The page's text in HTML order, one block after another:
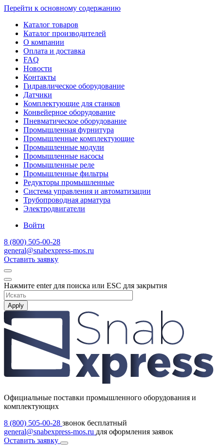
Перейти к основному содержанию
Каталог товаров
Каталог производителей
О компании
Оплата и доставка
FAQ
Новости
Контакты
Гидравлическое оборудование
Датчики
Комплектующие для станков
Конвейерное оборудование
Пневматическое оборудование
Промышленная фурнитура
Промышленные комплектующие
Промышленные модули
Промышленные насосы
Промышленные реле
Промышленные фильтры
Редукторы промышленные
Система управления и автоматизации
Трубопроводная арматура
Электродвигатели
Войти
8 (800) 505-00-28
general@snabexpress-mos.ru
Оставить заявку
Нажмите enter для поиска или ESC для закрытия
Apply
Официальные поставки промышленного оборудования и
комплектующих
8 (800) 505-00-28 звонок бесплатный
general@snabexpress-mos.ru для оформления заявок
Оставить заявку